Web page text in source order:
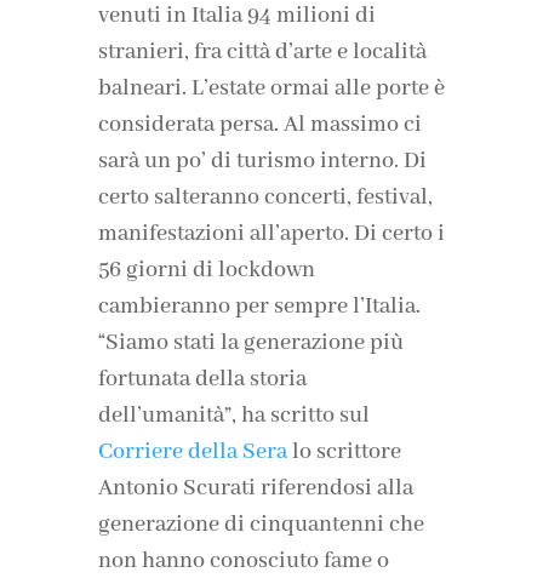
venuti in Italia 94 milioni di
stranieri, fra città d’arte e località
balneari. L’estate ormai alle porte è
considerata persa. Al massimo ci
sarà un po’ di turismo interno. Di
certo salteranno concerti, festival,
manifestazioni all’aperto. Di certo i
56 giorni di lockdown
cambieranno per sempre l’Italia.
“Siamo stati la generazione più
fortunata della storia
dell’umanità”, ha scritto sul
Corriere della Seralo scrittore
Antonio Scurati riferendosi alla
generazione di cinquantenni che
non hanno conosciuto fame o